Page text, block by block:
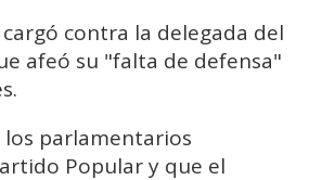
contra la delegada del
afeó su "falta de defensa"
los parlamentarios
Popular y que el